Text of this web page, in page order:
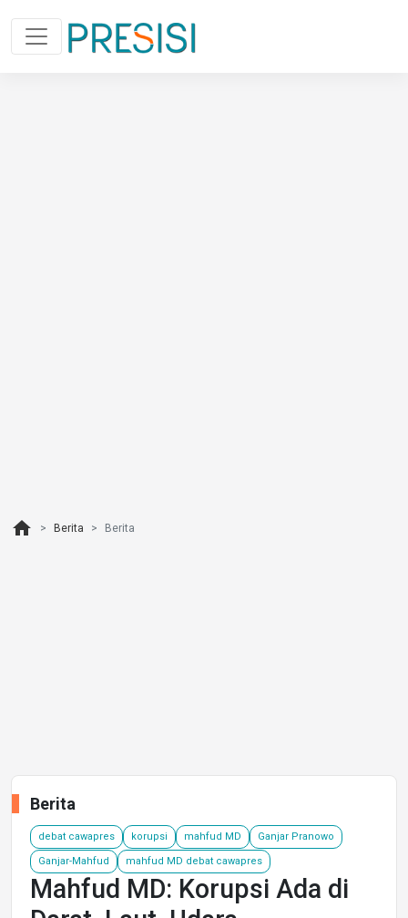
home Berita Berita
Berita
debat cawapres korupsi mahfud MD Ganjar Pranowo
Ganjar-Mahfud mahfud MD debat cawapres
Mahfud MD: Korupsi Ada di